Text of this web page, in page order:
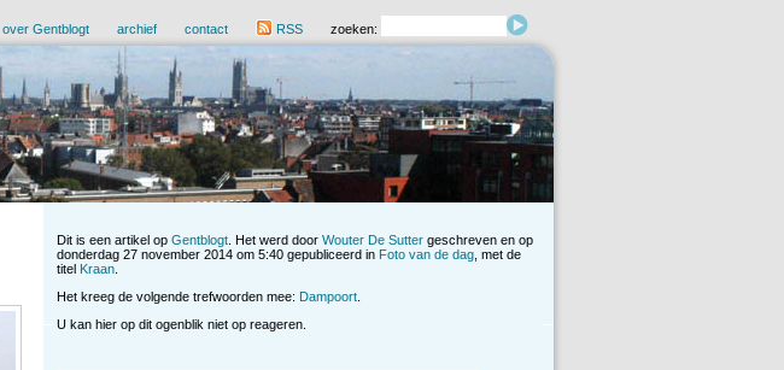
over Gentblogt archief contact RSS zoeken:
Dit is een artikel op Gentblogt . Het werd door Wouter De Sutter geschreven en op
donderdag 27 november 2014 om 5:40 gepubliceerd in Foto van de dag , met de
titel Kraan
Het kreeg de volgende trefwoorden mee: Dampoort
U kan hier op dit ogenblik niet op reageren.